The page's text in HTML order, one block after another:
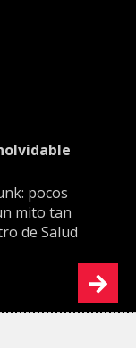
pocos
mito tan
de Salud